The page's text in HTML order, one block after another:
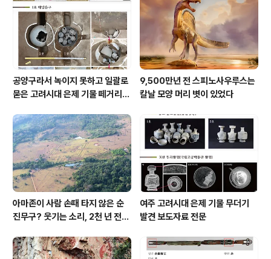
공양구라서 녹이지 못하고 일괄로
묻은 고려시대 은제 기물 떼거리로
9,500만년 전 스피노사우루스는
칼날 모양 머리 볏이 있었다
아마존이 사람 손때 타지 않은 순
진무구? 웃기는 소리, 2천 년 전에
여주 고려시대 은제 기물 무더기
발견 보도자료 전문